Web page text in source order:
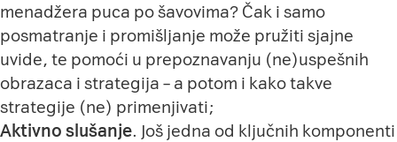
menadžera puca po šavovima? Čak i samo
posmatranje i promišljanje može pružiti sjajne
uvide, te pomoći u prepoznavanju (ne)uspešnih
obrazaca i strategija – a potom i kako takve
strategije (ne) primenjivati;
Aktivno slušanje. Još jedna od ključnih komponenti